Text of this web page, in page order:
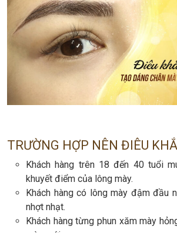
TRƯỜNG HỢP NÊN ĐIÊU
Khách hàng trên 18 đến 40 tuổi
khuyết điểm của lông mày.
Khách hàng có lông mày đậm đầu
nhợt nhạt.
Khách hàng từng phun xăm mày